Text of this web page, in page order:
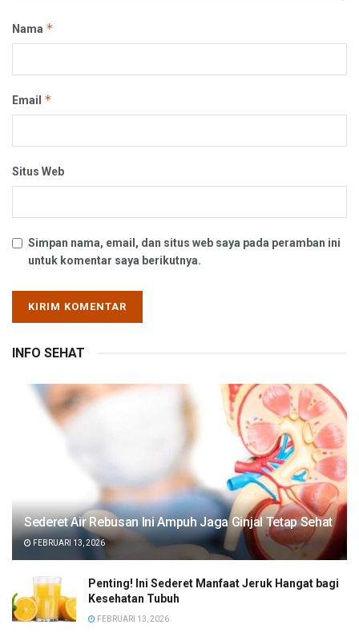
Nama *
Email *
Situs Web
Simpan nama, email, dan situs web saya pada peramban ini
untuk komentar saya berikutnya.
INFO SEHAT
Sederet Air Rebusan Ini Ampuh Jaga Ginjal Tetap Sehat
FEBRUARI 13, 2026
Penting! Ini Sederet Manfaat Jeruk Hangat bagi
Kesehatan Tubuh
FEBRUARI 13, 2026